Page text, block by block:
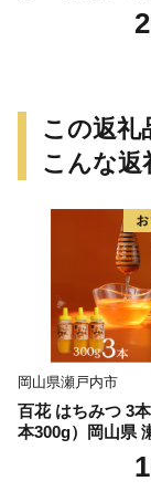
この返礼
こんな返
岡山県瀬戸内市
百花 はちみつ 3
本300g）岡山県
石黒農園 ヨーグ
糖の代わり 香り